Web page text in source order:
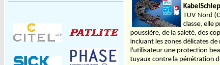
TÜV Nord
classe, elle
poussière, de la saleté, des
incluant les zones délicates
l'utilisateur une protection
tuyaux contre la pénétration